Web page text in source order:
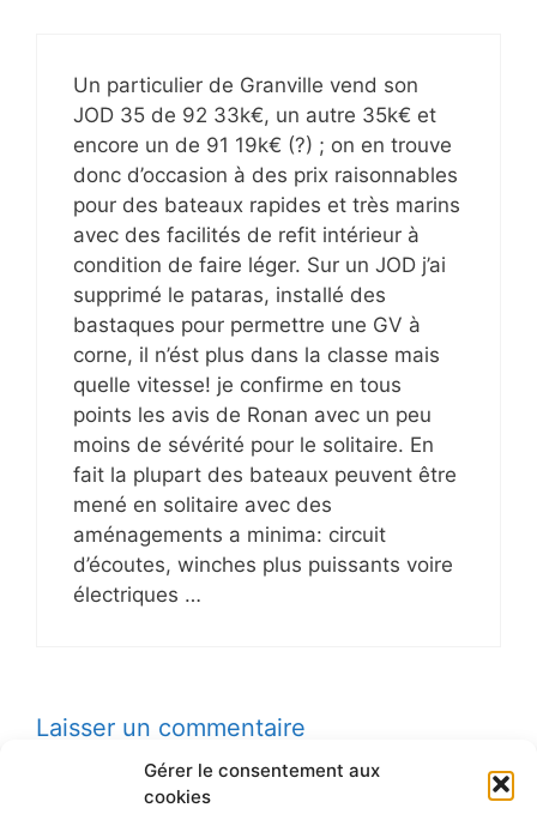
Gérer le consentement aux
cookies
Un particulier de Granville vend son
JOD 35 de 92 33k€, un autre 35k€ et
encore un de 91 19k€ (?) ; on en trouve
donc d’occasion à des prix raisonnables
pour des bateaux rapides et très marins
avec des facilités de refit intérieur à
condition de faire léger. Sur un JOD j’ai
supprimé le pataras, installé des
bastaques pour permettre une GV à
corne, il n’ést plus dans la classe mais
quelle vitesse! je confirme en tous
points les avis de Ronan avec un peu
moins de sévérité pour le solitaire. En
fait la plupart des bateaux peuvent être
mené en solitaire avec des
aménagements a minima: circuit
d’écoutes, winches plus puissants voire
électriques …
Laisser un commentaire
Commentaire